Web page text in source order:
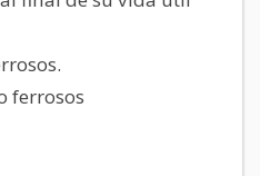
ferrosos